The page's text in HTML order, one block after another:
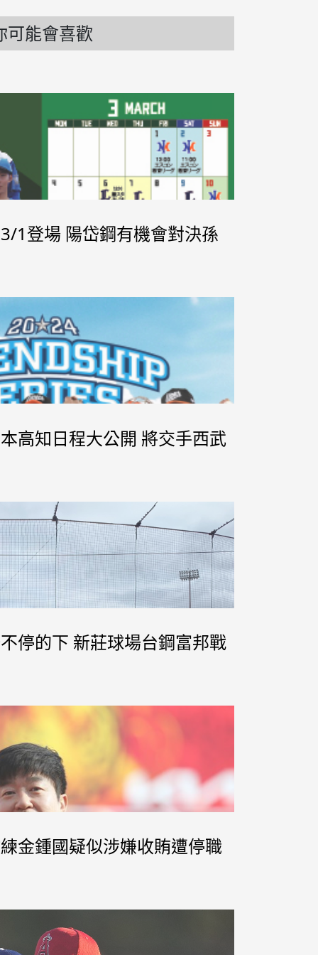
可能會喜歡
1登場 陽岱鋼有機會對決孫
高知日程大公開 將交手西武
停的下 新莊球場台鋼富邦戰
金鍾國疑似涉嫌收賄遭停職